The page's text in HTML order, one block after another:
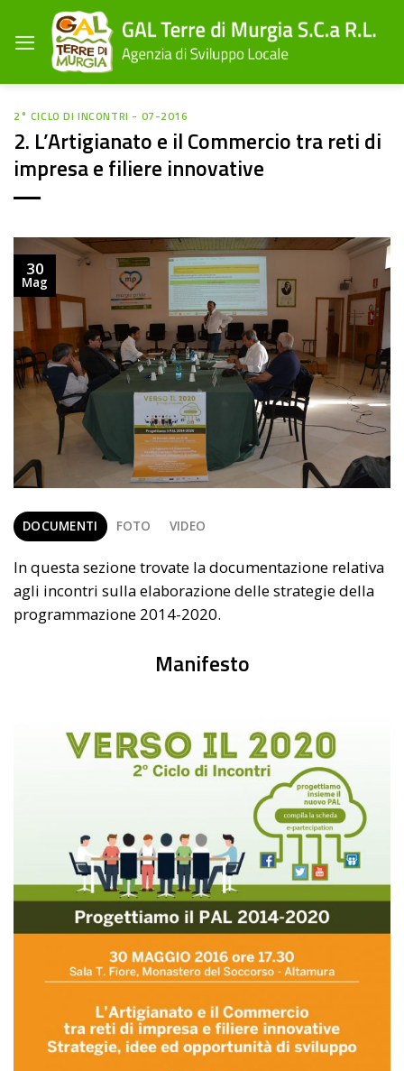
contenuti
2° CICLO DI INCONTRI - 07-2016
2. L’Artigianato e il Commercio tra reti di
impresa e filiere innovative
30
Mag
DOCUMENTI FOTO VIDEO
In questa sezione trovate la documentazione relativa
agli incontri sulla elaborazione delle strategie della
programmazione 2014-2020.
Manifesto